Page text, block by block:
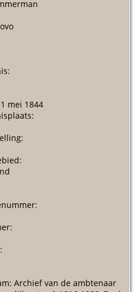
mei 1844
Archief van de ambtenaar